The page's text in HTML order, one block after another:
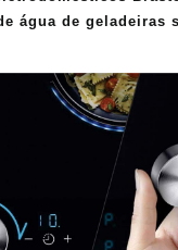
água de geladeiras